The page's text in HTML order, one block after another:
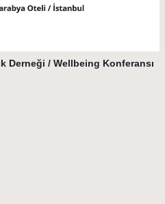
Derneği / Wellbeing Konferansı